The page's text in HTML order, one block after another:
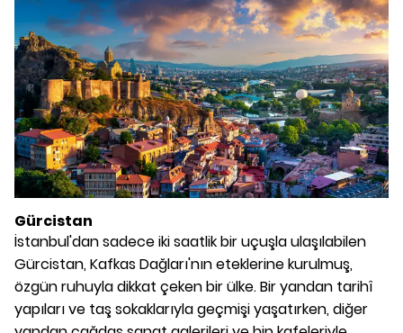
Gürcistan
İstanbul'dan sadece iki saatlik bir uçuşla ulaşılabilen
Gürcistan, Kafkas Dağları'nın eteklerine kurulmuş,
özgün ruhuyla dikkat çeken bir ülke. Bir yandan tarihî
yapıları ve taş sokaklarıyla geçmişi yaşatırken, diğer